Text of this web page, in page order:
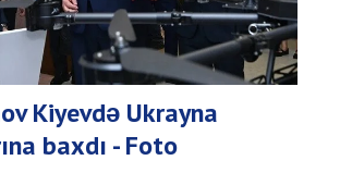
Kiyevdə Ukrayna
baxdı - Foto